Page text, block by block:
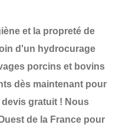
et la propreté de
d'un hydrocurage
porcins et bovins
dès maintenant pour
devis gratuit ! Nous
de la France pour